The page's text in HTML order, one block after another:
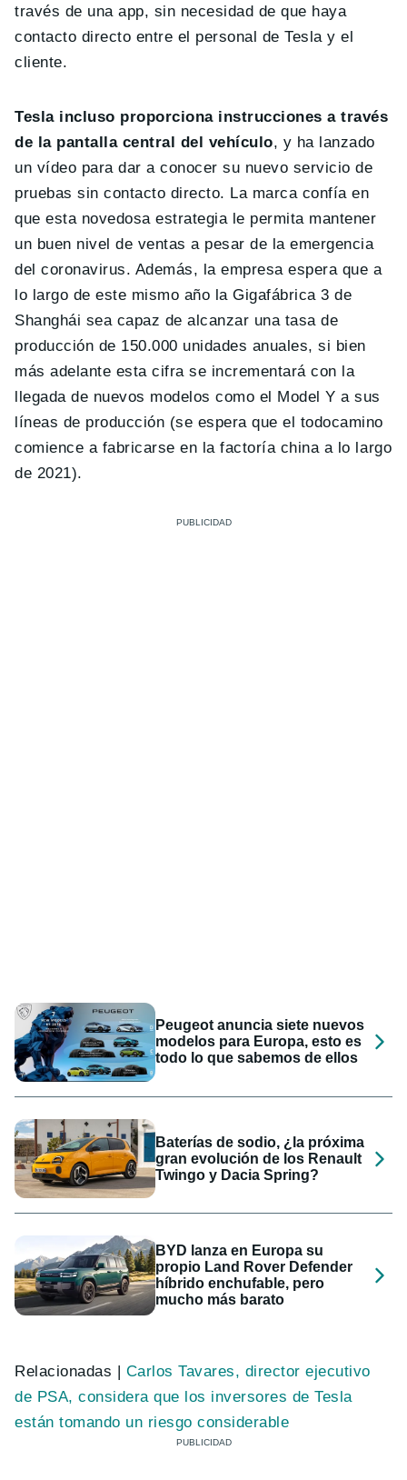
través de una app, sin necesidad de que haya
contacto directo entre el personal de Tesla y el
cliente.
Tesla incluso proporciona instrucciones a través
de la pantalla central del vehículo, y ha lanzado
un vídeo para dar a conocer su nuevo servicio de
pruebas sin contacto directo. La marca confía en
que esta novedosa estrategia le permita mantener
un buen nivel de ventas a pesar de la emergencia
del coronavirus. Además, la empresa espera que a
lo largo de este mismo año la Gigafábrica 3 de
Shanghái sea capaz de alcanzar una tasa de
producción de 150.000 unidades anuales, si bien
más adelante esta cifra se incrementará con la
llegada de nuevos modelos como el Model Y a sus
líneas de producción (se espera que el todocamino
comience a fabricarse en la factoría china a lo largo
de 2021).
Peugeot anuncia siete nuevos
modelos para Europa, esto es
todo lo que sabemos de ellos
Baterías de sodio, ¿la próxima
gran evolución de los Renault
Twingo y Dacia Spring?
BYD lanza en Europa su
propio Land Rover Defender
híbrido enchufable, pero
mucho más barato
Relacionadas | Carlos Tavares, director ejecutivo
de PSA, considera que los inversores de Tesla
están tomando un riesgo considerable